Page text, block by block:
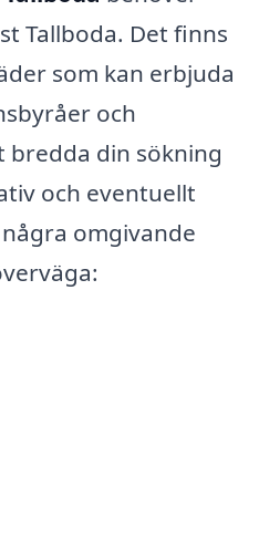
Tallboda. Det finns
som kan erbjuda
och
bredda din sökning
och eventuellt
omgivande